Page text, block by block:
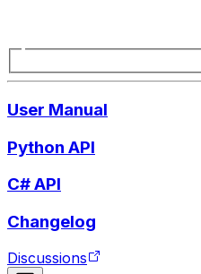
User Manual
Python API
C# API
Changelog
Discussions